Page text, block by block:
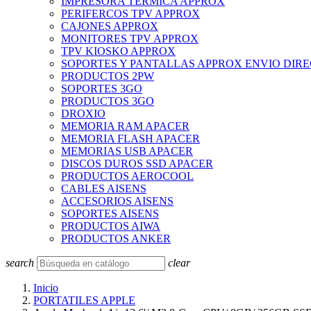
PERIFERCOS TPV APPROX
CAJONES APPROX
MONITORES TPV APPROX
TPV KIOSKO APPROX
SOPORTES Y PANTALLAS APPROX ENVIO
PRODUCTOS 2PW
SOPORTES 3GO
PRODUCTOS 3GO
DROXIO
MEMORIA RAM APACER
MEMORIA FLASH APACER
MEMORIAS USB APACER
DISCOS DUROS SSD APACER
PRODUCTOS AEROCOOL
CABLES AISENS
ACCESORIOS AISENS
SOPORTES AISENS
PRODUCTOS AIWA
PRODUCTOS ANKER
search clear
Inicio
PORTATILES APPLE